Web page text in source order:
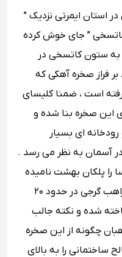
استان ایمرتی نزدیک ”
کاتسخی ” جای خوش کرده
ستون کاتسخی در
فراز صخره آهکی که
قرار گرفته است ، ضمنا کلیسای
متر مربع بالای این صخره بنا شده و
ای بسیار
آسمان به نظر می رسد .
را پلکان بهشت نامیده
اند و کلیسای صخره ای توسط یک راهب گرجی در حدود ۲۰
شده و نکته جالب
چگونه از این صخره
ساختمانی را به بالای